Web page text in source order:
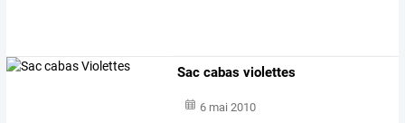
Sac cabas violettes
6 mai 2010